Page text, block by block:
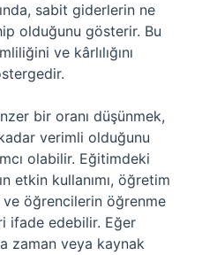
sabit giderlerin ne
olduğunu gösterir. Bu
ve kârlılığını
bir oranı düşünmek,
verimli olduğunu
olabilir. Eğitimdeki
etkin kullanımı, öğretim
öğrencilerin öğrenme
ifade edebilir. Eğer
zaman veya kaynak